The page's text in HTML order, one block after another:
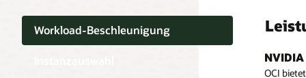
Workload-Beschleunigung
NVIDIA
OCI
VM-
Bei
Greifen
Der